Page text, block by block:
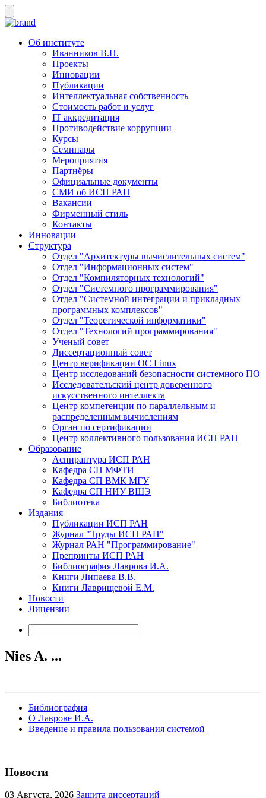
Об институте
Иванников В.П.
Проекты
Инновации
Публикации
Интеллектуальная собственность
Стоимость работ и услуг
IT аккредитация
Противодействие коррупции
Курсы
Семинары
Мероприятия
Партнёры
Официальные документы
СМИ об ИСП РАН
Вакансии
Фирменный стиль
Контакты
Инновации
Структура
Отдел "Архитектуры вычислительных систем"
Отдел "Информационных систем"
Отдел "Компиляторных технологий"
Отдел "Системного программирования"
Отдел "Системной интеграции и прикладных
программных комплексов"
Отдел "Теоретической информатики"
Отдел "Технологий программирования"
Ученый совет
Диссертационный совет
Центр верификации ОС Linux
Центр исследований безопасности системного ПО
Исследовательский центр доверенного
искусственного интеллекта
Центр компетенции по параллельным и
распределенным вычислениям
Орган по сертификации
Центр коллективного пользования ИСП РАН
Образование
Аспирантура ИСП РАН
Кафедра СП МФТИ
Кафедра СП ВМК МГУ
Кафедра СП НИУ ВШЭ
Библиотека
Издания
Публикации ИСП РАН
Журнал "Труды ИСП РАН"
Журнал РАН "Программирование"
Препринты ИСП РАН
Библиография Лаврова И.А.
Книги Липаева В.В.
Книги Лаврищевой Е.М.
Новости
Лицензии
Nies A. ...
Библиография
О Лаврове И.А.
Введение и правила пользования системой
Новости
03 Августа, 2026 Защита диссертаций